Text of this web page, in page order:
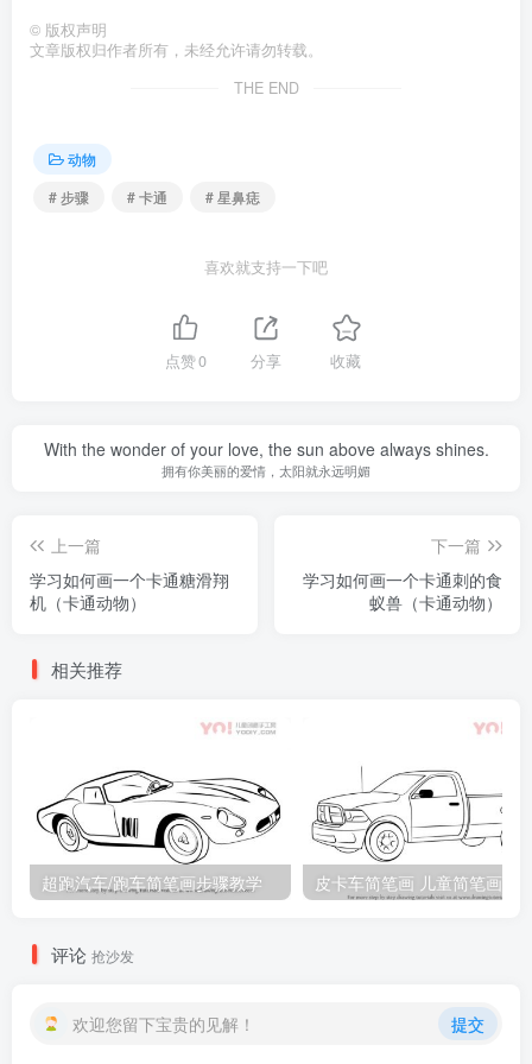
© 版权声明
文章版权归作者所有，未经允许请勿转载。
THE END
动物
# 步骤
# 卡通 # 星鼻痣
喜欢就支持一下吧
点赞0 分享 收藏
With the wonder of your love, the sun above always shines.
拥有你美丽的爱情，太阳就永远明媚
上一篇
学习如何画一个卡通糖滑翔
机（卡通动物）
下一篇
学习如何画一个卡通刺的食
蚁兽（卡通动物）
相关推荐
超跑汽车/跑车简笔画步骤教学 皮卡车简笔画 儿童简笔画
评论 抢沙发
欢迎您留下宝贵的见解！ 提交